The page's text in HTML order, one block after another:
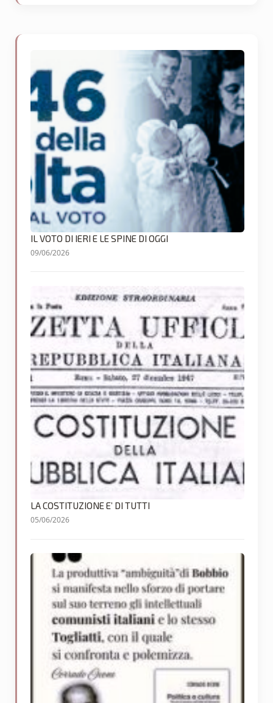
IL VOTO DI IERI E LE SPINE DI OGGI
09/06/2026
LA COSTITUZIONE E’ DI TUTTI
05/06/2026